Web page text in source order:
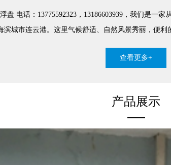
电话：13775592323，13186603939，我们是一
城市连云港。这里气候舒适、自然风景秀丽，便
查看更多+
产品展示